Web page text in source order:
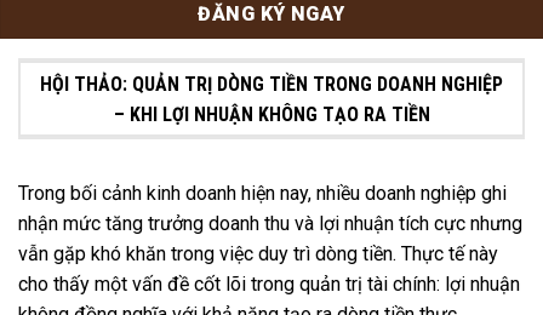
ĐĂNG KÝ NGAY
HỘI THẢO: QUẢN TRỊ DÒNG TIỀN TRONG DOANH NGHIỆP
– KHI LỢI NHUẬN KHÔNG TẠO RA TIỀN
Trong bối cảnh kinh doanh hiện nay, nhiều doanh nghiệp ghi
nhận mức tăng trưởng doanh thu và lợi nhuận tích cực nhưng
vẫn gặp khó khăn trong việc duy trì dòng tiền. Thực tế này
cho thấy một vấn đề cốt lõi trong quản trị tài chính: lợi nhuận